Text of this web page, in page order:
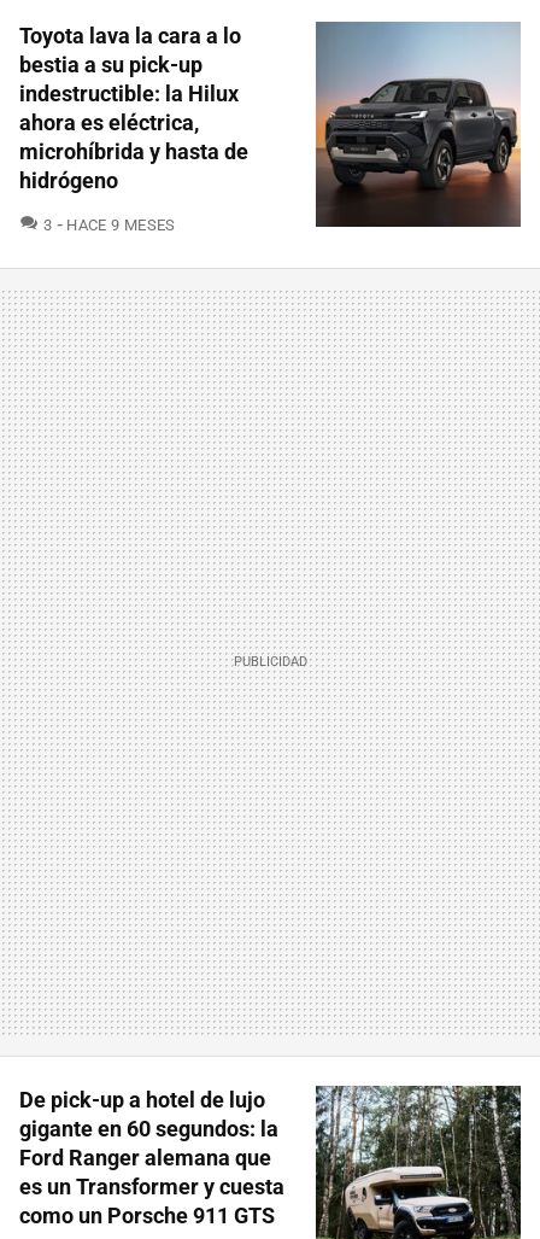
Toyota lava la cara a lo
bestia a su pick-up
indestructible: la Hilux
ahora es eléctrica,
microhíbrida y hasta de
hidrógeno
3 COMENTARIOS
HACE 9 MESES
De pick-up a hotel de lujo
gigante en 60 segundos: la
Ford Ranger alemana que
es un Transformer y cuesta
como un Porsche 911 GTS